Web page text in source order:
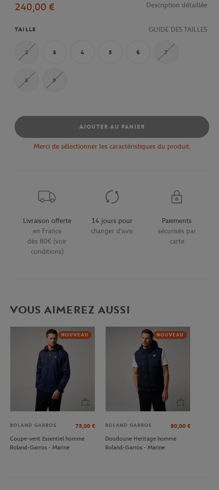
240,00 €
Description détaillée
TAILLE GUIDE DES TAILLES
2 3 4 5 6 7
8 9
AJOUTER AU PANIER
Merci de sélectionner les caractéristiques du produit.
Livraison offerte
en France
dès 80€ (voir
conditions)
14 jours pour
changer d'avis
Paiements
sécurisés par
carte
VOUS AIMEREZ AUSSI
NOUVEAU
ROLAND GARROS 75,00 €
Coupe-vent Essentiel homme
Roland-Garros - Marine
NOUVEAU
ROLAND GARROS 80,00 €
Doudoune Heritage homme
Roland-Garros - Marine